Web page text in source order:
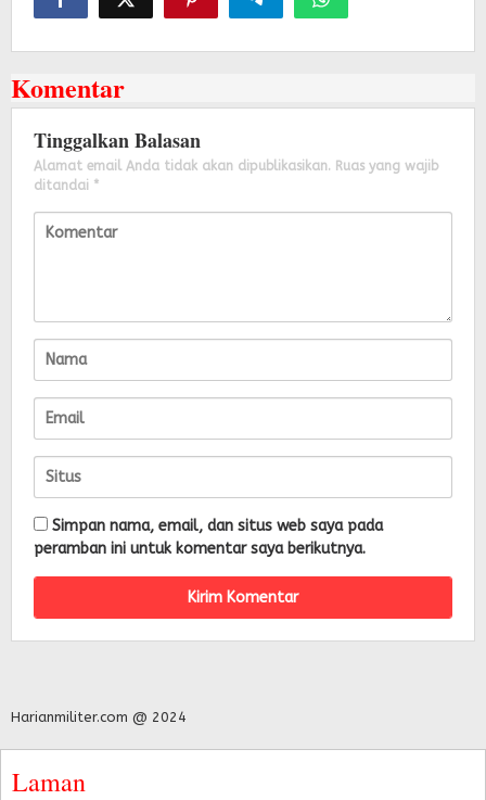
Komentar
Tinggalkan Balasan
Alamat email Anda tidak akan dipublikasikan. Ruas yang wajib
ditandai *
Simpan nama, email, dan situs web saya pada
peramban ini untuk komentar saya berikutnya.
Harianmiliter.com @ 2024
Laman